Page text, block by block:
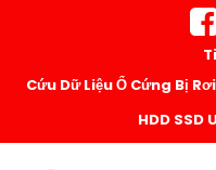
Cứu Dữ Liệu Ổ Cứng Bị
HDD SSD